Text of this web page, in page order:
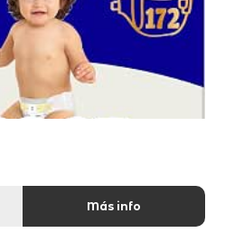
Más info